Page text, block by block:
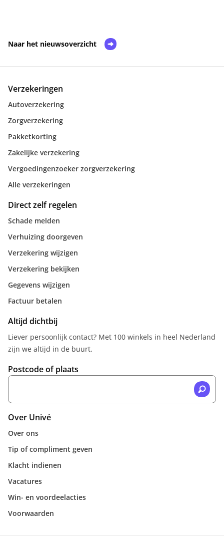
Naar het nieuwsoverzicht
Verzekeringen
Autoverzekering
Zorgverzekering
Pakketkorting
Zakelijke verzekering
Vergoedingenzoeker zorgverzekering
Alle verzekeringen
Direct zelf regelen
Schade melden
Verhuizing doorgeven
Verzekering wijzigen
Verzekering bekijken
Gegevens wijzigen
Factuur betalen
Altijd dichtbij
Liever persoonlijk contact? Met 100 winkels in heel Nederland
zijn we altijd in de buurt.
Postcode of plaats
Over Univé
Over ons
Tip of compliment geven
Klacht indienen
Vacatures
Win- en voordeelacties
Voorwaarden